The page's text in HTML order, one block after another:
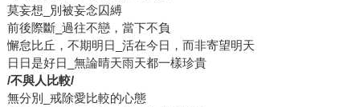
莫妄想_別被妄念囚縛
前後際斷_過往不戀，當下不負
懈怠比丘，不期明日_活在今日，而非寄望明天
日日是好日_無論晴天雨天都一樣珍貴
/不與人比較/
無分別_戒除愛比較的心態